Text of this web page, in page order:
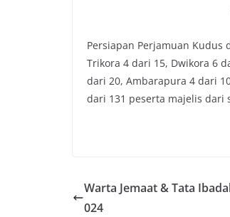
Persiapan Perjamuan
Trikora 4 dari 15, Dwikora 6
dari 20, Ambarapura 4 dari
dari 131 peserta majelis dari
Warta Jemaat & Tata
024